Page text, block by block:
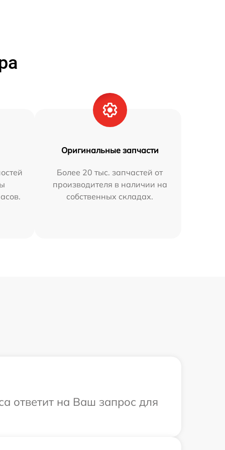
Оригинальные запчасти
Более 20 тыс. запчастей от
производителя в наличии на
собственных складах.
ответит на Ваш запрос для